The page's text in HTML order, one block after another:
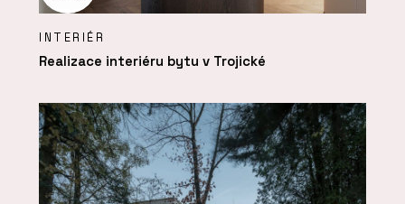
INTERIÉR
Realizace interiéru bytu v Trojické